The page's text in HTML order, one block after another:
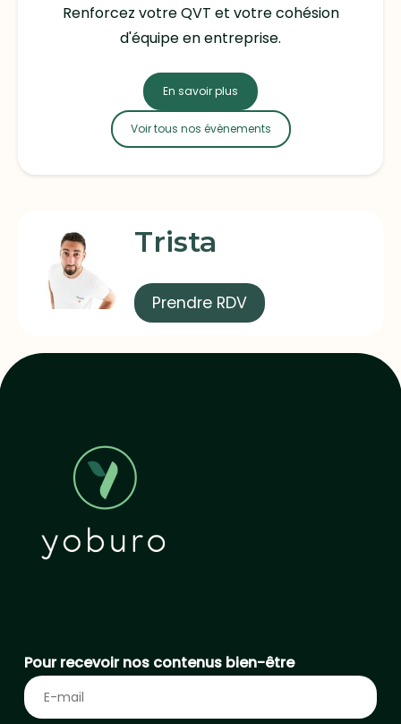
Renforcez votre QVT et votre cohésion
d'équipe en entreprise.
En savoir plus
Voir tous nos évènements
Trista
Prendre RDV
Pour recevoir nos contenus bien-être